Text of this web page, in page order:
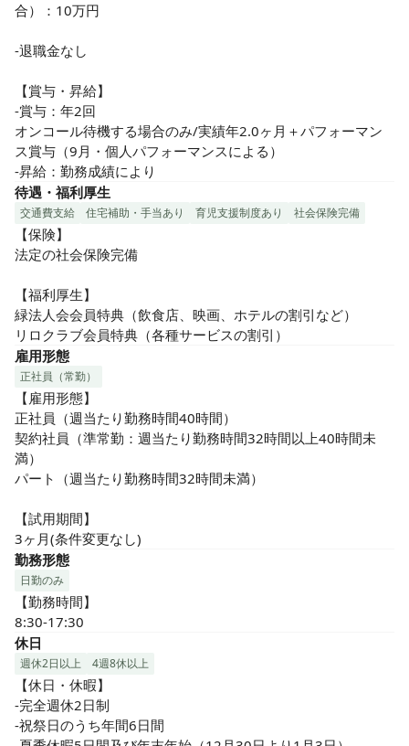
合）：10万円
-退職金なし
【賞与・昇給】
-賞与：年2回
オンコール待機する場合のみ/実績年2.0ヶ月＋パフォーマン
ス賞与（9月・個人パフォーマンスによる）
-昇給：勤務成績により
待遇・福利厚生
交通費支給 住宅補助・手当あり 育児支援制度あり 社会保険完備
【保険】
法定の社会保険完備
【福利厚生】
緑法人会会員特典（飲食店、映画、ホテルの割引など）
リロクラブ会員特典（各種サービスの割引）
雇用形態
正社員（常勤）
【雇用形態】
正社員（週当たり勤務時間40時間）
契約社員（準常勤：週当たり勤務時間32時間以上40時間未
満）
パート（週当たり勤務時間32時間未満）
【試用期間】
3ヶ月(条件変更なし)
勤務形態
日勤のみ
【勤務時間】
8:30-17:30
休日
週休2日以上 4週8休以上
【休日・休暇】
-完全週休2日制
-祝祭日のうち年間6日間